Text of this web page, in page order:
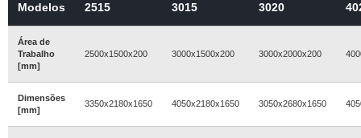
Modelos 2515 3015 3020
Área de
Trabalho
[mm]
2500x1500x200 3000x1500x200 3000x2000x200
Dimensões
[mm]
3350x2180x1650 4050x2180x1650 3050x2680x1650